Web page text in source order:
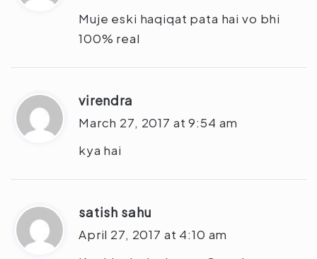
Muje eski haqiqat pata hai vo bhi
100% real
virendra
a
:
March 27, 2017 at 9:54 am
kya hai
satish sahu
a
April 27, 2017 at 4:10 am